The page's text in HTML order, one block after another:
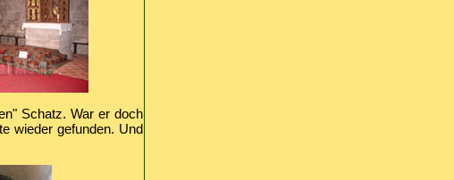
Schatz. War er doch
wieder gefunden. Und